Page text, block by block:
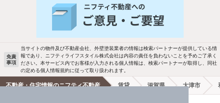
バス・トイレ別 2階以上
洗濯機置場あり 独立洗面台
エアコンあり 都市ガス
免責
事項
当サイトの物件及び不動産会社、外壁塗装業者の情報は検索パートナーが提供している情
報であり、ニフティライフスタイル株式会社は内容の責任を負わないことを予めご了承く
ださい。本サービス内でお客様が入力される個人情報は、検索パートナーが取得し、同社
の定める個人情報規約に従って取り扱われます。
不動産・住宅情報のニフティ不動産 賃貸 滋賀県 大津市